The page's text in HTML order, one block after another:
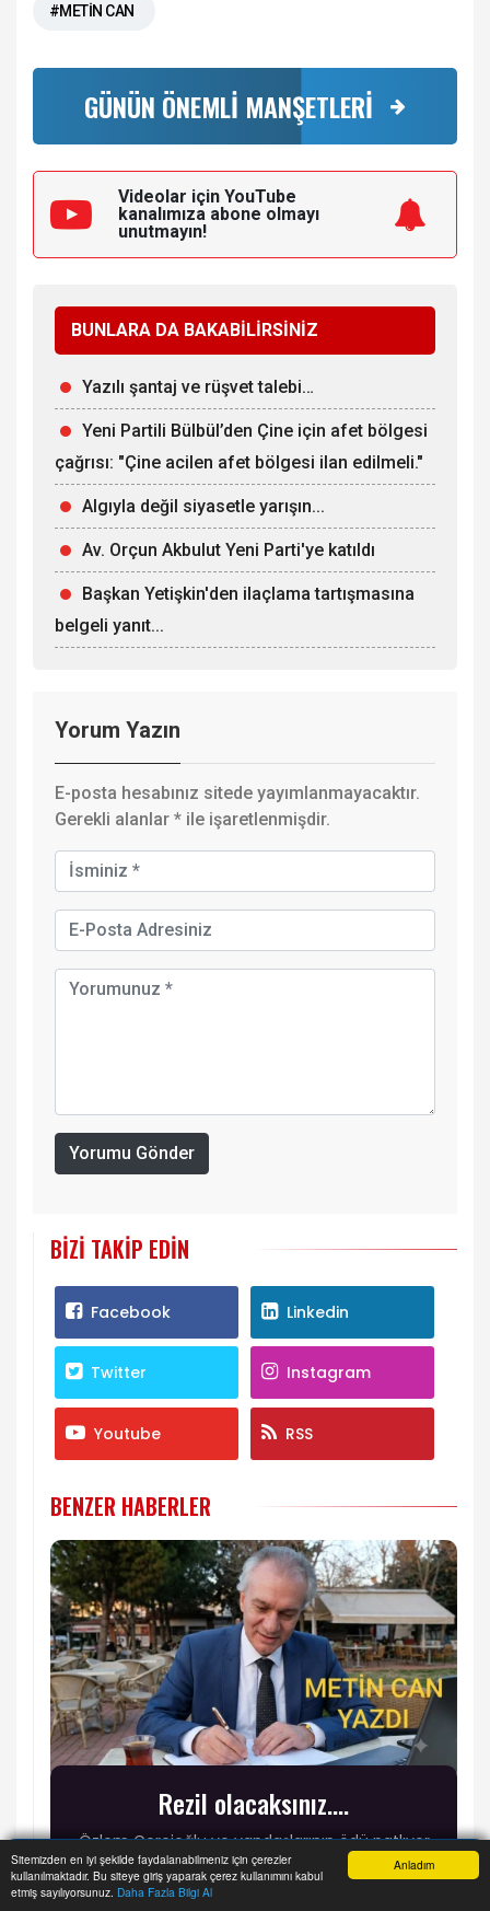
Anladım
Sitemizden en iyi şekilde faydalanabilmeniz için çerezler
kullanılmaktadır. Bu siteye giriş yaparak çerez kullanımını kabul
etmiş sayılıyorsunuz. Daha Fazla Bilgi Al
#METİN CAN
GÜNÜN ÖNEMLİ MANŞETLERİ
Videolar için YouTube
kanalımıza abone olmayı
unutmayın!
BUNLARA DA BAKABİLİRSİNİZ
Yazılı şantaj ve rüşvet talebi…
Yeni Partili Bülbül’den Çine için afet bölgesi
çağrısı: "Çine acilen afet bölgesi ilan edilmeli."
Algıyla değil siyasetle yarışın...
Av. Orçun Akbulut Yeni Parti'ye katıldı
Başkan Yetişkin'den ilaçlama tartışmasına
belgeli yanıt...
Yorum Yazın
E-posta hesabınız sitede yayımlanmayacaktır.
Gerekli alanlar * ile işaretlenmişdir.
Yorumu Gönder
BIZI TAKIP EDIN
Facebook Linkedin
Twitter Instagram
Youtube RSS
BENZER HABERLER
Rezil olacaksınız....
Özlem Çerçioğlu ve yandaşlarının ödü patlıyor
bu günlerde.
Anasayfa Haber Ara İhbar Hattı Menu